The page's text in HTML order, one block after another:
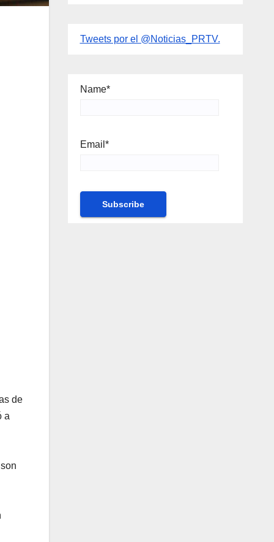
de
a
Tweets por el @Noticias_PRTV.
Name*
Email*